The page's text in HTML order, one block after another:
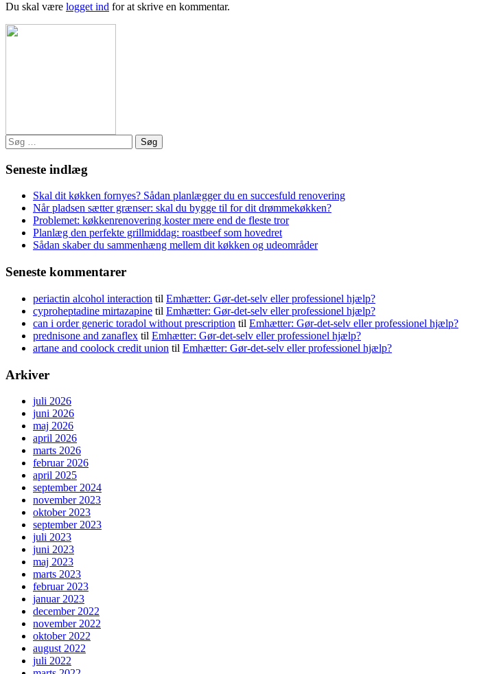
Du skal være logget ind for at skrive en kommentar.
Søg
efter:
Seneste indlæg
Skal dit køkken fornyes? Sådan planlægger du en succesfuld renovering
Når pladsen sætter grænser: skal du bygge til for dit drømmekøkken?
Problemet: køkkenrenovering koster mere end de fleste tror
Planlæg den perfekte grillmiddag: roastbeef som hovedret
Sådan skaber du sammenhæng mellem dit køkken og udeområder
Seneste kommentarer
periactin alcohol interaction til Emhætter: Gør-det-selv eller professionel hjælp?
cyproheptadine mirtazapine til Emhætter: Gør-det-selv eller professionel hjælp?
can i order generic toradol without prescription til Emhætter: Gør-det-selv eller professionel hjælp?
prednisone and zanaflex til Emhætter: Gør-det-selv eller professionel hjælp?
artane and coolock credit union til Emhætter: Gør-det-selv eller professionel hjælp?
Arkiver
juli 2026
juni 2026
maj 2026
april 2026
marts 2026
februar 2026
april 2025
september 2024
november 2023
oktober 2023
september 2023
juli 2023
juni 2023
maj 2023
marts 2023
februar 2023
januar 2023
december 2022
november 2022
oktober 2022
august 2022
juli 2022